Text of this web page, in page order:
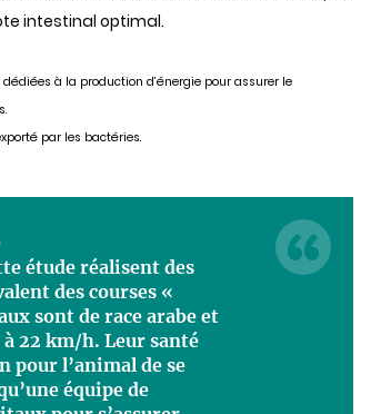
intestinal optimal.
à la production d’énergie pour assurer le
par les bactéries.
étude réalisent des
des courses «
sont de race arabe et
22 km/h. Leur santé
pour l’animal de se
équipe de